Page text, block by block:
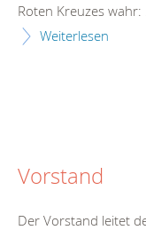
Roten Kreuzes wahr: ...
Weiterlesen
Vorstand
Der Vorstand leitet